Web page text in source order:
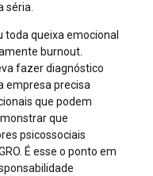
séria.
toda queixa emocional
burnout.
fazer diagnóstico
empresa precisa
que podem
que
psicossociais
É esse o ponto em